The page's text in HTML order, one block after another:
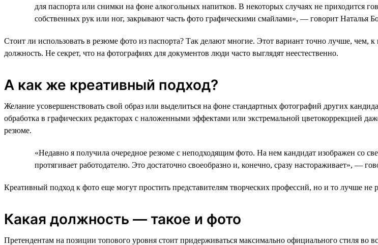
для паспорта или снимки на фоне алкогольных напитков. В некоторых случаях не приходится
собственных рук или ног, закрывают часть фото графическими смайлами», — говорит Наталья
Стоит ли использовать в резюме фото из паспорта? Так делают многие. Этот вариант точно лучше, чем,
должность. Не секрет, что на фотографиях для документов люди часто выглядят неестественно.
А как же креативный подход?
Желание усовершенствовать свой образ или выделиться на фоне стандартных фотографий других
обработка в графических редакторах с наложенными эффектами или экстремальной цветокоррекцией
резюме.
«Недавно я получила очередное резюме с неподходящим фото. На нем кандидат изображен со
протягивает работодателю. Это достаточно своеобразно и, конечно, сразу настораживает», —
Креативный подход к фото еще могут простить представителям творческих профессий, но и то лучше
Какая должность — такое и фото
Претендентам на позиции топового уровня стоит придерживаться максимально официального стиля во